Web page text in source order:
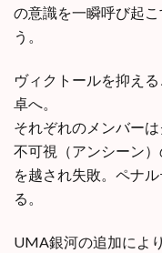
の意識を一瞬呼び起
う。
ヴィクトールを抑え
卓へ。
それぞれのメンバー
不可視（アンシーン
を越され失敗。ペナ
る。
UMA銀河の追加によ